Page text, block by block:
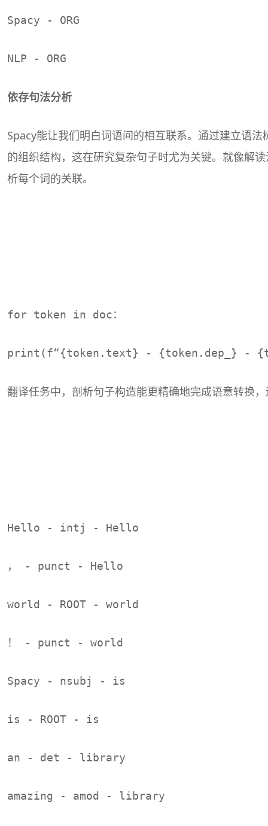
Spacy - ORG
NLP - ORG
依存句法分析
Spacy能让我们明白词语间的相互联系。通过建立语
的组织结构，这在研究复杂句子时尤为关键。就像解
析每个词的关联。
for token in doc：
print(f“{token.text} - {token.dep_} -
翻译任务中，剖析句子构造能更精确地完成语意转换
Hello - intj - Hello
， - punct - Hello
world - ROOT - world
！ - punct - world
Spacy - nsubj - is
is - ROOT - is
an - det - library
amazing - amod - library